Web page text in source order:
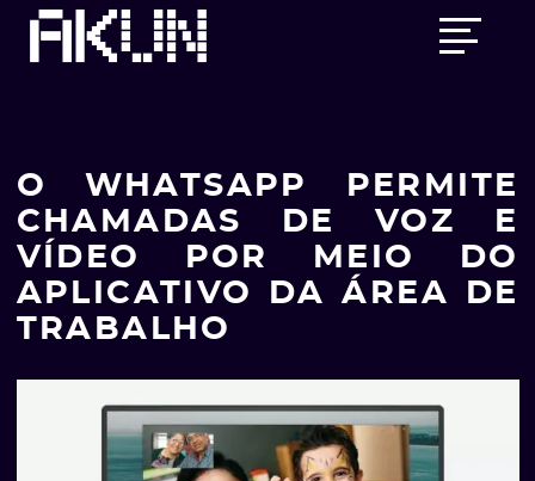
Main
Skip
O WHATSAPP PERMITE
CHAMADAS DE VOZ E
VÍDEO POR MEIO DO
APLICATIVO DA ÁREA DE
TRABALHO